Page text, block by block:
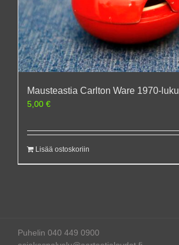
Mausteastia Carlton Ware 1970-luku
5,00 €
Lisää ostoskoriin
Puhelin 040 449 0900